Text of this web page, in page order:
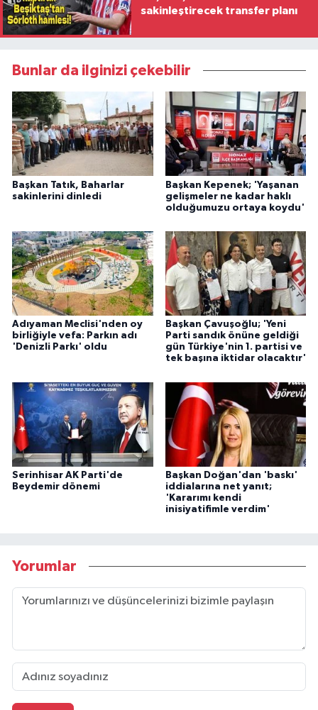
sakinleştirecek transfer planı
Bunlar da ilginizi çekebilir
Başkan Tatık, Baharlar
sakinlerini dinledi
Başkan Kepenek; 'Yaşanan
gelişmeler ne kadar haklı
olduğumuzu ortaya koydu'
Adıyaman Meclisi'nden oy
birliğiyle vefa: Parkın adı
'Denizli Parkı' oldu
Başkan Çavuşoğlu; 'Yeni
Parti sandık önüne geldiği
gün Türkiye'nin 1. partisi ve
tek başına iktidar olacaktır'
Serinhisar AK Parti'de
Beydemir dönemi
Başkan Doğan'dan 'baskı'
iddialarına net yanıt;
'Kararımı kendi
inisiyatifimle verdim'
Yorumlar